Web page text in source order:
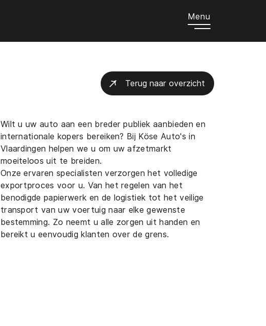
Menu
Terug naar overzicht
Wilt u uw auto aan een breder publiek aanbieden en
internationale kopers bereiken? Bij Köse Auto's in
Vlaardingen helpen we u om uw afzetmarkt
moeiteloos uit te breiden.
Onze ervaren specialisten verzorgen het volledige
exportproces voor u. Van het regelen van het
benodigde papierwerk en de logistiek tot het veilige
transport van uw voertuig naar elke gewenste
bestemming. Zo neemt u alle zorgen uit handen en
bereikt u eenvoudig klanten over de grens.